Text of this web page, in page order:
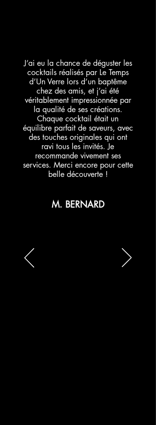
J’ai eu la chance de déguster les
cocktails réalisés par Le Temps
d’Un Verre lors d’un baptême
chez des amis, et j’ai été
véritablement impressionnée par
la qualité de ses créations.
Chaque cocktail était un
équilibre parfait de saveurs, avec
des touches originales qui ont
ravi tous les invités. Je
recommande vivement ses
services. Merci encore pour cette
belle découverte !
M. BERNARD